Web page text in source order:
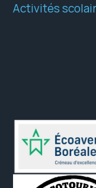
Activités